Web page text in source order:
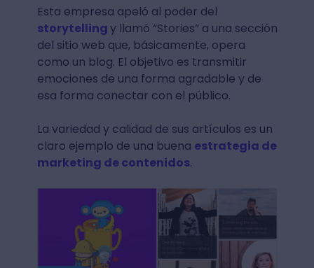
Esta empresa apeló al poder del
storytellingy llamó “Stories” a una sección
del sitio web que, básicamente, opera
como un blog. El objetivo es transmitir
emociones de una forma agradable y de
esa forma conectar con el público.
La variedad y calidad de sus artículos es un
claro ejemplo de una buena estrategia de
marketing de contenidos.